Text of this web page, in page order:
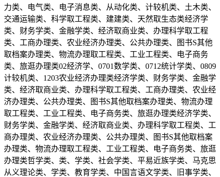
力类、电气类、电子消息类、从动化类、计较机类、土木类、
交通运输类、科学取工程类、建建类、天然取生态类经济学
类、财务学类、金融学类、经济取商业类、办理科学取工程
类、工商办理类、农业经济办理类、公共办理类、图书S其他
取档案办理类、物流办理取工程类、工业工程类、电子商务
类、旅逛办理类02经济学、0701数学类、0712统计学类、0809
计较机类、1203农业经济办理类经济学类、财务学类、金融学
类、经济取商业类、办理科学取工程类、工商办理类、农业经
济办理类、公共办理类、图书S其他取档案办理类、物流办理
取工程类、工业工程类、电子商务类、旅逛办理类经济学类、
财务学类、金融学类、经济取商业类、办理科学取工程类、工
商办理类、农业经济办理类、公共办理类、图书S其他取档案
办理类、物流办理取工程类、工业工程类、电子商务类、旅逛
办理类哲学类、类、学类、社会学类、平易近族学类、马克思
从义理论类、学类、教育学类、中国言语文学类、旧事学类、